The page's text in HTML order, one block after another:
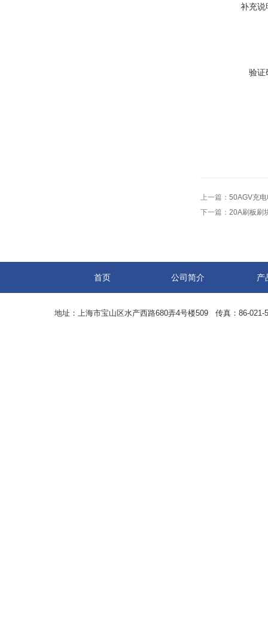
补充说
验证
上一篇： 50AGV充
下一篇： 20A刷板刷
首页 公司简介 产
地址：上海市宝山区水产西路680弄4号楼509 传真：86-